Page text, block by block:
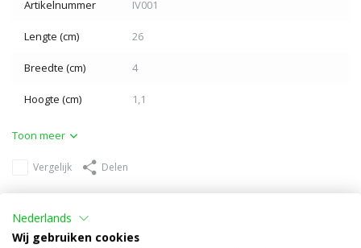
Artikelnummer IV001
Lengte (cm) 26
Breedte (cm) 4
Hoogte (cm) 1,1
Toon meer
Vergelijk Delen
Nederlands
Wij gebruiken cookies